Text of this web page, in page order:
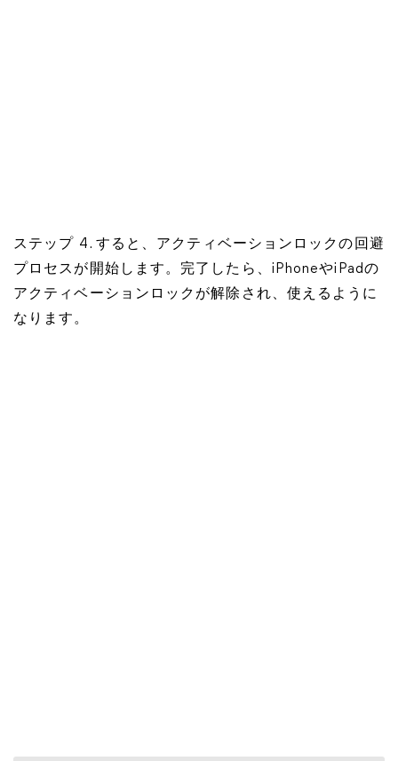
ステップ 4. すると、アクティベーションロックの回避
プロセスが開始します。完了したら、iPhoneやiPadの
アクティベーションロックが解除され、使えるように
なります。